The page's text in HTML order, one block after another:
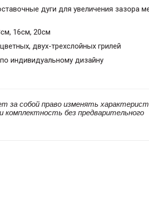
дуги для увеличения зазора
16см, 20см
двух-трехслойных грилей
индивидуальному дизайну
за собой право изменять
комплектность без предварительного